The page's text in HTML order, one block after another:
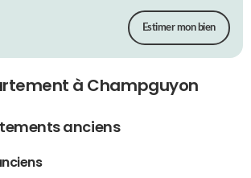
Estimer mon bien
à Champguyon
anciens